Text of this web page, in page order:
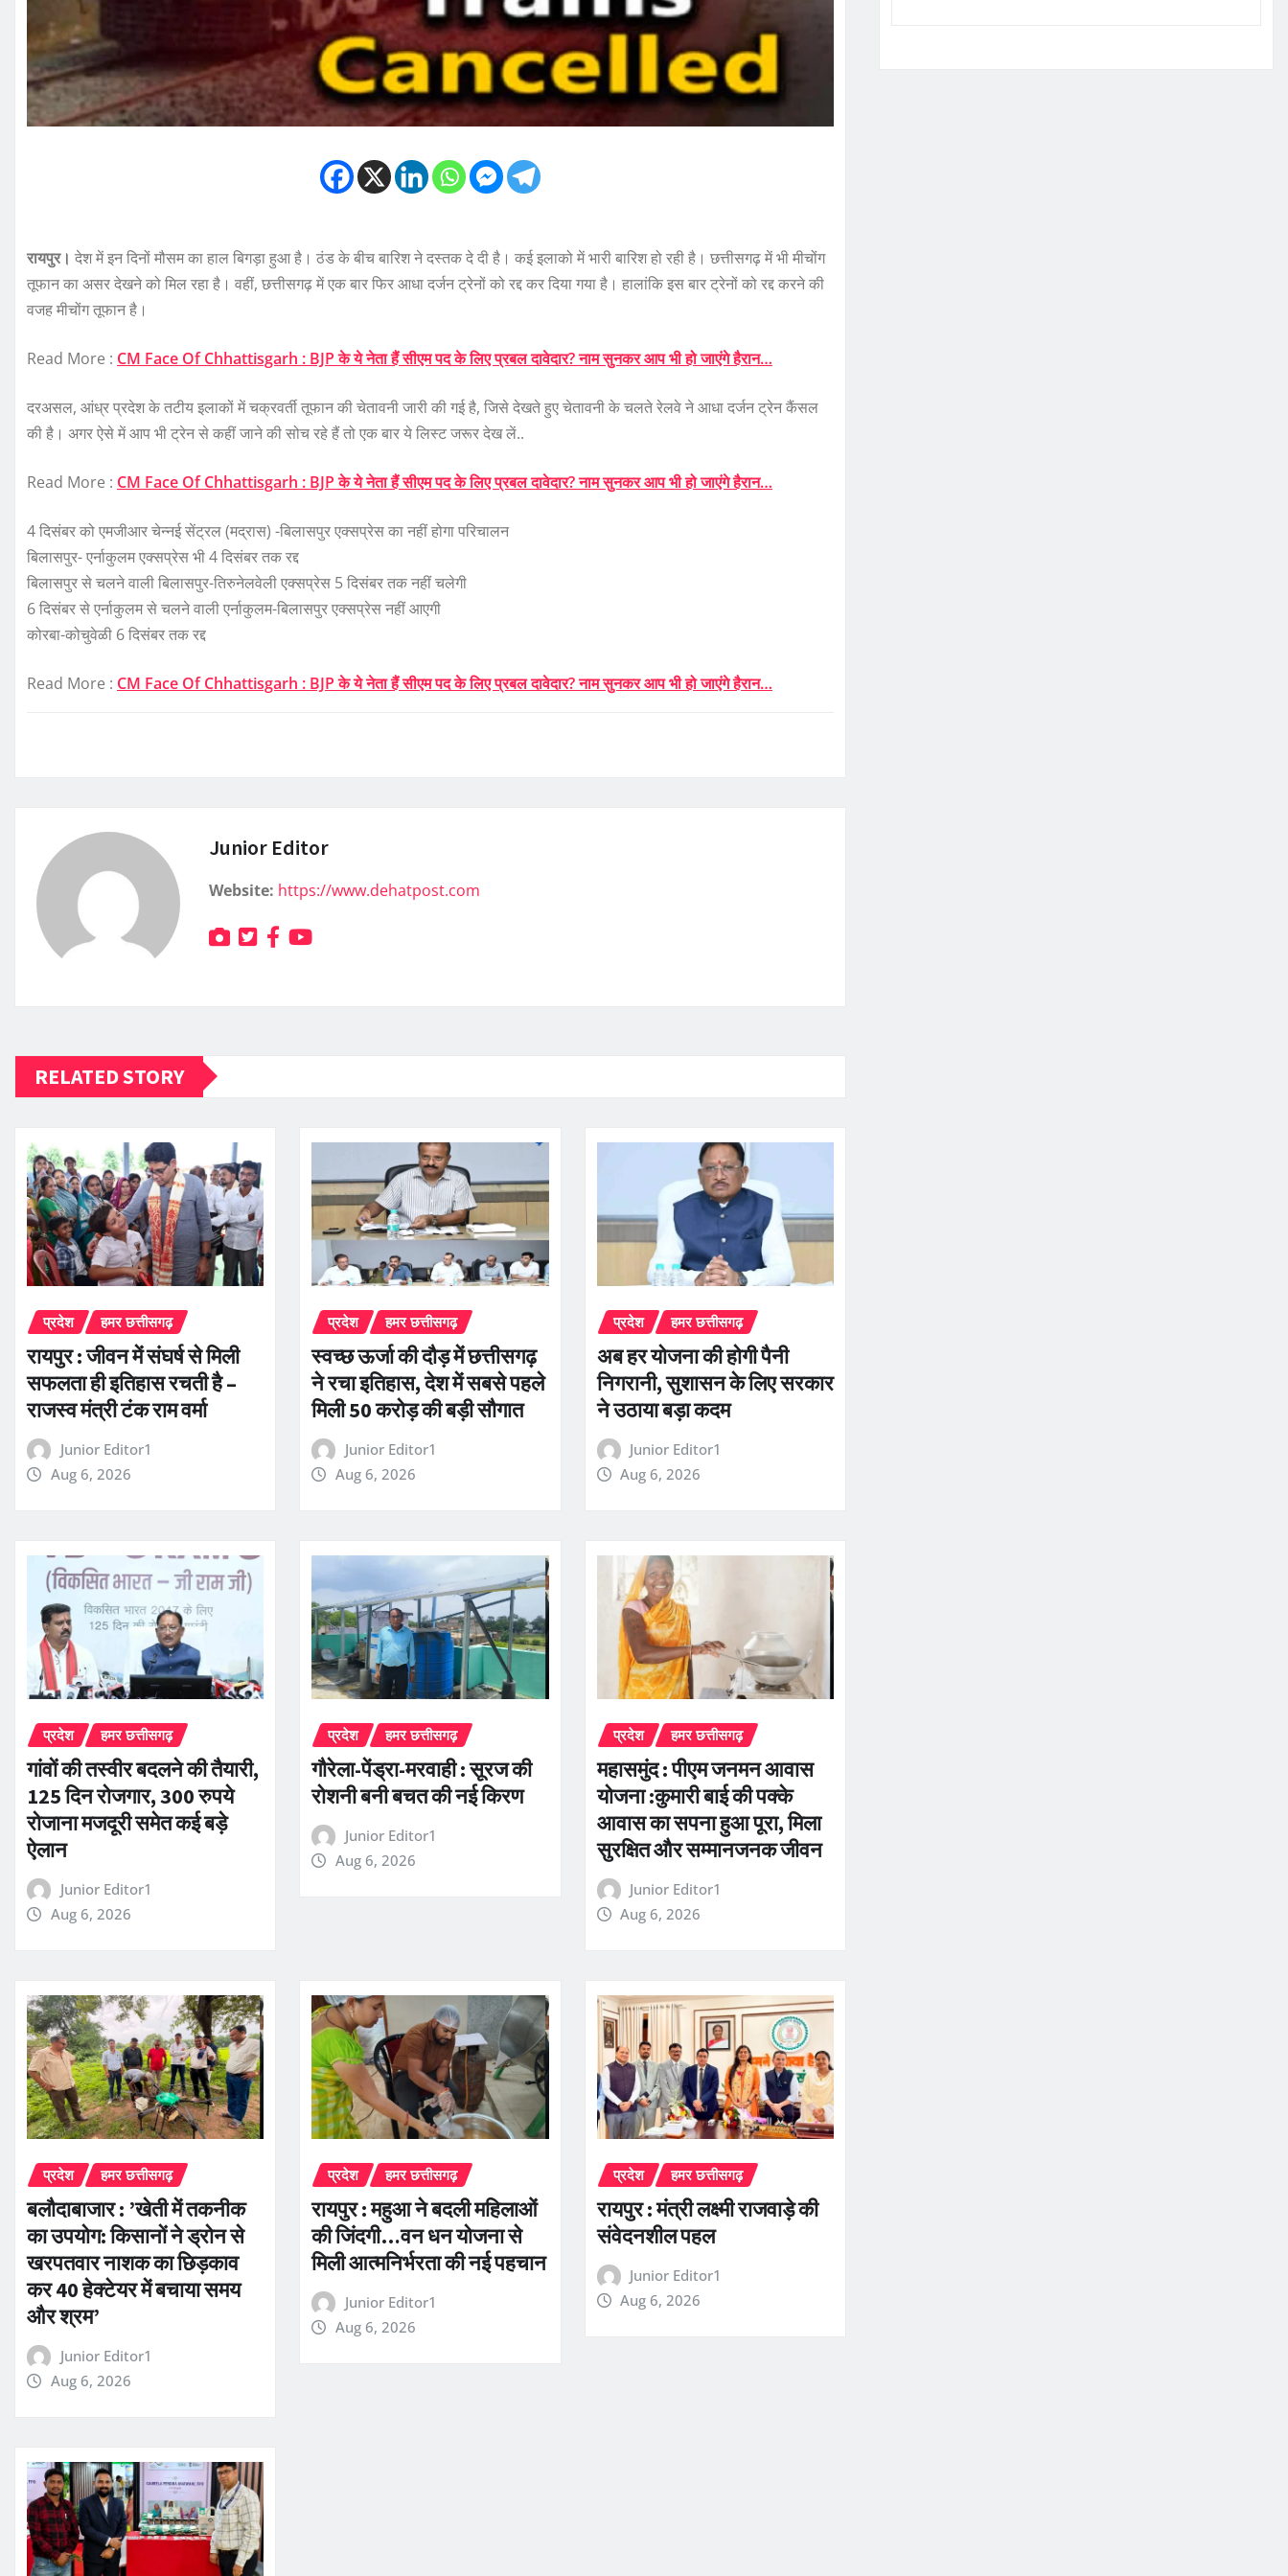
रायपुर। देश में इन दिनों मौसम का हाल बिगड़ा हुआ है। ठंड के बीच बारिश ने दस्तक दे दी है। कई इलाको में भारी बारिश हो रही है। छत्तीसगढ़ में भी मीचोंग
तूफान का असर देखने को मिल रहा है। वहीं, छत्तीसगढ़ में एक बार फिर आधा दर्जन ट्रेनों को रद्द कर दिया गया है। हालांकि इस बार ट्रेनों को रद्द करने की
वजह मीचोंग तूफान है।
Read More : CM Face Of Chhattisgarh : BJP के ये नेता हैं सीएम पद के लिए प्रबल दावेदार? नाम सुनकर आप भी हो जाएंगे हैरान…
दरअसल, आंध्र प्रदेश के तटीय इलाकों में चक्रवर्ती तूफान की चेतावनी जारी की गई है, जिसे देखते हुए चेतावनी के चलते रेलवे ने आधा दर्जन ट्रेन कैंसल
की है। अगर ऐसे में आप भी ट्रेन से कहीं जाने की सोच रहे हैं तो एक बार ये लिस्ट जरूर देख लें..
Read More : CM Face Of Chhattisgarh : BJP के ये नेता हैं सीएम पद के लिए प्रबल दावेदार? नाम सुनकर आप भी हो जाएंगे हैरान…
4 दिसंबर को एमजीआर चेन्नई सेंट्रल (मद्रास) -बिलासपुर एक्सप्रेस का नहीं होगा परिचालन
बिलासपुर- एर्नाकुलम एक्सप्रेस भी 4 दिसंबर तक रद्द
बिलासपुर से चलने वाली बिलासपुर-तिरुनेलवेली एक्सप्रेस 5 दिसंबर तक नहीं चलेगी
6 दिसंबर से एर्नाकुलम से चलने वाली एर्नाकुलम-बिलासपुर एक्सप्रेस नहीं आएगी
कोरबा-कोचुवेळी 6 दिसंबर तक रद्द
Read More : CM Face Of Chhattisgarh : BJP के ये नेता हैं सीएम पद के लिए प्रबल दावेदार? नाम सुनकर आप भी हो जाएंगे हैरान…
Junior Editor
Website: https://www.dehatpost.com
RELATED STORY
प्रदेश हमर छत्तीसगढ़
रायपुर : जीवन में संघर्ष से मिली
सफलता ही इतिहास रचती है –
राजस्व मंत्री टंक राम वर्मा
Junior Editor1
Aug 6, 2026
प्रदेश हमर छत्तीसगढ़
स्वच्छ ऊर्जा की दौड़ में छत्तीसगढ़
ने रचा इतिहास, देश में सबसे पहले
मिली 50 करोड़ की बड़ी सौगात
Junior Editor1
Aug 6, 2026
प्रदेश हमर छत्तीसगढ़
अब हर योजना की होगी पैनी
निगरानी, सुशासन के लिए सरकार
ने उठाया बड़ा कदम
Junior Editor1
Aug 6, 2026
प्रदेश हमर छत्तीसगढ़
गांवों की तस्वीर बदलने की तैयारी,
125 दिन रोजगार, 300 रुपये
रोजाना मजदूरी समेत कई बड़े
ऐलान
Junior Editor1
Aug 6, 2026
प्रदेश हमर छत्तीसगढ़
गौरेला-पेंड्रा-मरवाही : सूरज की
रोशनी बनी बचत की नई किरण
Junior Editor1
Aug 6, 2026
प्रदेश हमर छत्तीसगढ़
महासमुंद : पीएम जनमन आवास
योजना :कुमारी बाई की पक्के
आवास का सपना हुआ पूरा, मिला
सुरक्षित और सम्मानजनक जीवन
Junior Editor1
Aug 6, 2026
प्रदेश हमर छत्तीसगढ़
बलौदाबाजार : ’खेती में तकनीक
का उपयोग: किसानों ने ड्रोन से
खरपतवार नाशक का छिड़काव
कर 40 हेक्टेयर में बचाया समय
और श्रम’
Junior Editor1
Aug 6, 2026
प्रदेश हमर छत्तीसगढ़
रायपुर : महुआ ने बदली महिलाओं
की जिंदगी…वन धन योजना से
मिली आत्मनिर्भरता की नई पहचान
Junior Editor1
Aug 6, 2026
प्रदेश हमर छत्तीसगढ़
रायपुर : मंत्री लक्ष्मी राजवाड़े की
संवेदनशील पहल
Junior Editor1
Aug 6, 2026